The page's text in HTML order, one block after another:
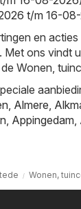
t/m 16-
en
ons vindt
Wonen,
, Almere,
, Appingedam,
Wonen,